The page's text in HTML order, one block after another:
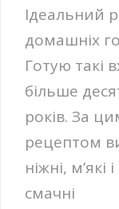
записів
Ідеальний
домашніх
Готую такі
більше
років. За
рецептом
ніжні, м’які
смачні